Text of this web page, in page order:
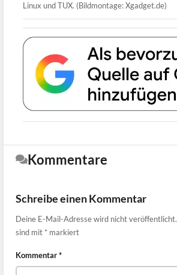
Linux und TUX. (Bildmontage: Xgadget.de)
Kommentare
Schreibe einen Kommentar
Deine E-Mail-Adresse wird nicht veröffentlicht.
sind mit * markiert
Kommentar*